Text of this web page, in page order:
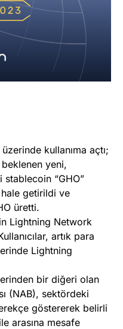
kullanıma açtı;
beklenen yeni,
“GHO”
getirildi ve
üretti.
Lightning Network
artık para
Lightning
bir diğeri olan
(NAB), sektördeki
göstererek belirli
arasına mesafe